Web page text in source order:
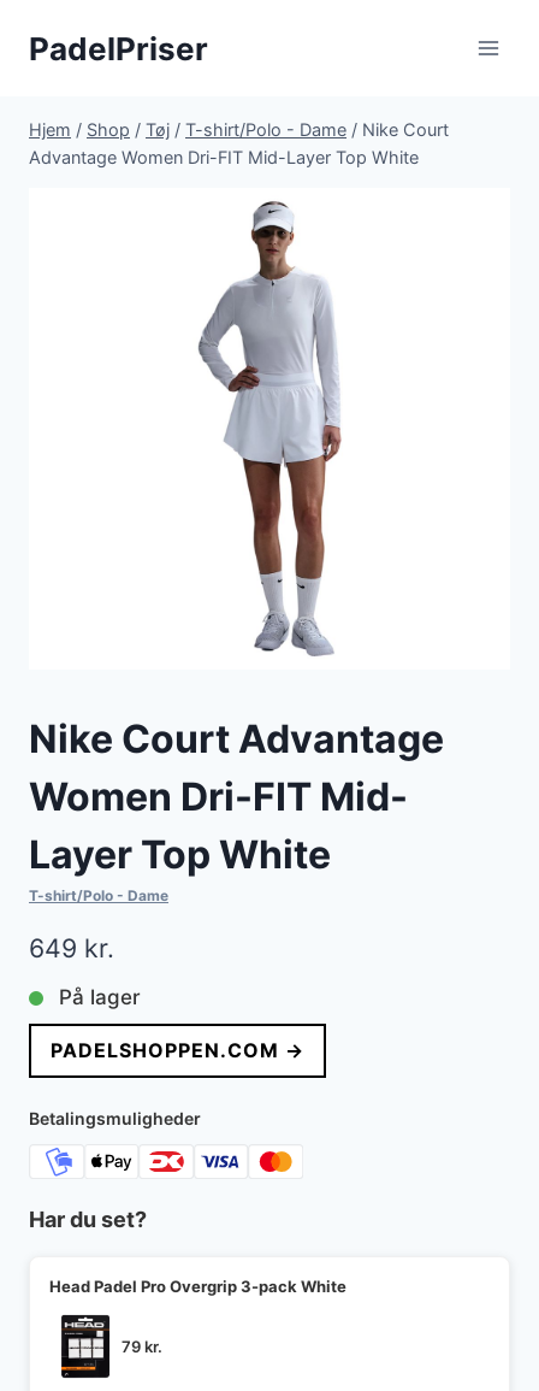
PadelPriser
Hjem / Shop / Tøj / T-shirt/Polo - Dame / Nike Court
Advantage Women Dri-FIT Mid-Layer Top White
Nike Court Advantage
Women Dri-FIT Mid-
Layer Top White
T-shirt/Polo - Dame
649 kr.
På lager
PADELSHOPPEN.COM →
Betalingsmuligheder
Har du set?
Head Padel Pro Overgrip 3-pack White
79kr.